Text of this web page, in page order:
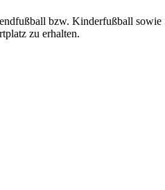
bzw. Kinderfußball sowie
zu erhalten.